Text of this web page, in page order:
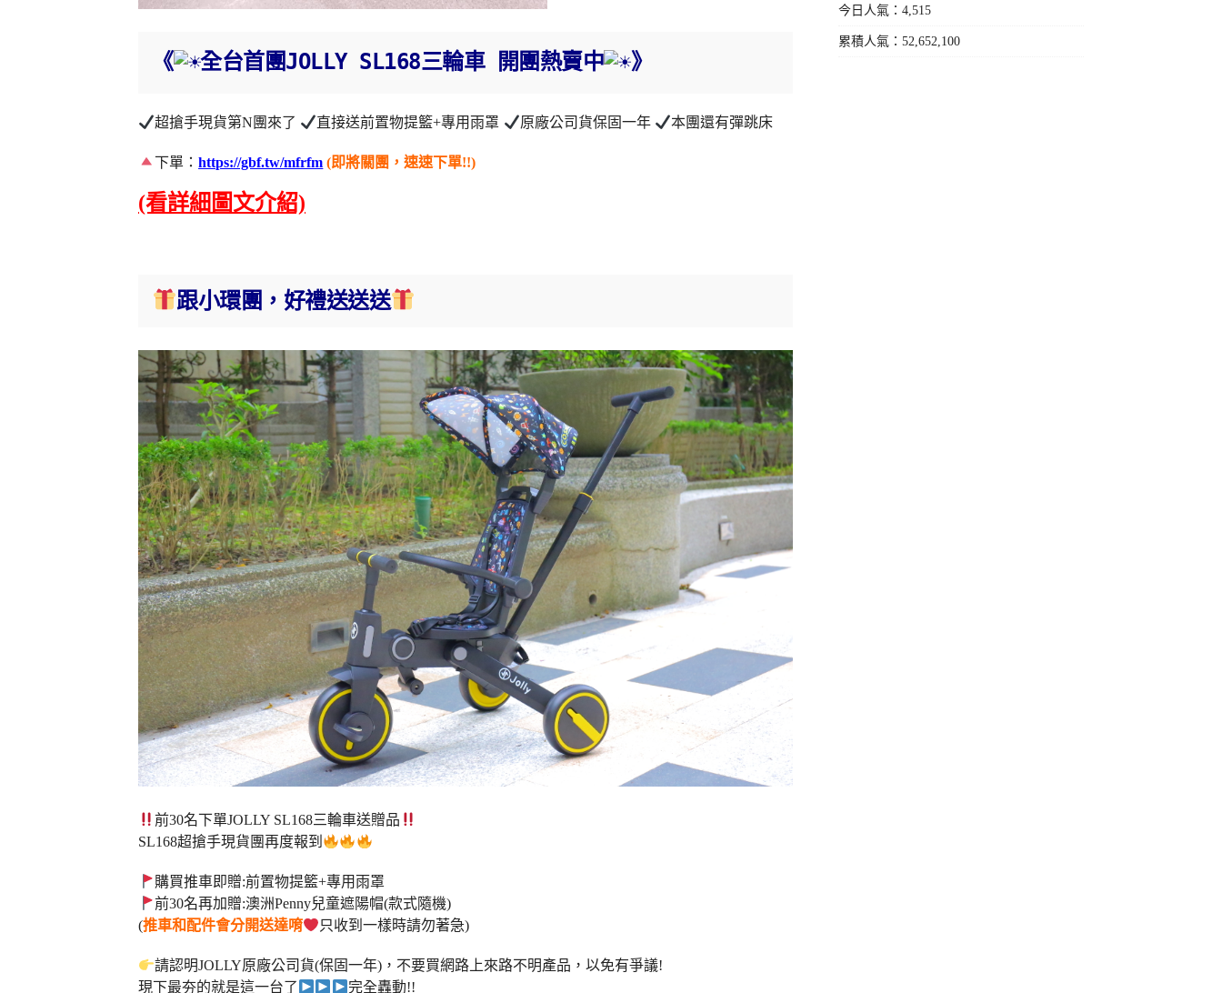
《 全台首團JOLLY SL168三輪車 開團熱賣中 》
超搶手現貨第N團來了 直接送前置物提籃+專用雨罩 原廠公司貨保固一年 本團還有彈跳床
下單：https://gbf.tw/mfrfm (即將關團，速速下單!!)
(看詳細圖文介紹)
跟小環團，好禮送送送
前30名下單JOLLY SL168三輪車送贈品
SL168超搶手現貨團再度報到
購買推車即贈:前置物提籃+專用雨罩
前30名再加贈:澳洲Penny兒童遮陽帽(款式隨機)
(推車和配件會分開送達唷 只收到一樣時請勿著急)
請認明JOLLY原廠公司貨(保固一年)，不要買網路上來路不明產品，以免有爭議!
現下最夯的就是這一台了
完全轟動!!
今日人氣：4,515
累積人氣：52,652,100